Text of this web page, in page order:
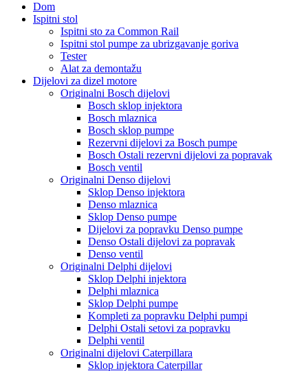
Dom
Ispitni stol
Ispitni sto za Common Rail
Ispitni stol pumpe za ubrizgavanje goriva
Tester
Alat za demontažu
Dijelovi za dizel motore
Originalni Bosch dijelovi
Bosch sklop injektora
Bosch mlaznica
Bosch sklop pumpe
Rezervni dijelovi za Bosch pumpe
Bosch Ostali rezervni dijelovi za popravak
Bosch ventil
Originalni Denso dijelovi
Sklop Denso injektora
Denso mlaznica
Sklop Denso pumpe
Dijelovi za popravku Denso pumpe
Denso Ostali dijelovi za popravak
Denso ventil
Originalni Delphi dijelovi
Sklop Delphi injektora
Delphi mlaznica
Sklop Delphi pumpe
Kompleti za popravku Delphi pumpi
Delphi Ostali setovi za popravku
Delphi ventil
Originalni dijelovi Caterpillara
Sklop injektora Caterpillar